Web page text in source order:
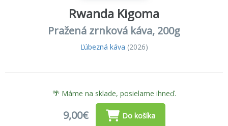
Rwanda Kigoma
Pražená zrnková káva, 200g
Ľúbezná káva (2026)
🌴 Máme na sklade, posielame ihneď.
9,00€ Do košíka